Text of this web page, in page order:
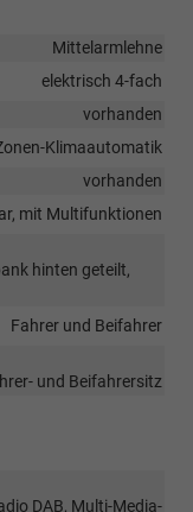
Mittelarmlehne
elektrisch 4-fach
vorhanden
Klimaautomatik
vorhanden
mit Multifunktionen
hinten geteilt,
Fahrer und Beifahrer
und Beifahrersitz
DAB, Multi-Media-